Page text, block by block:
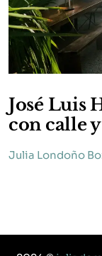
José Luis
con calle
Julia Londoño